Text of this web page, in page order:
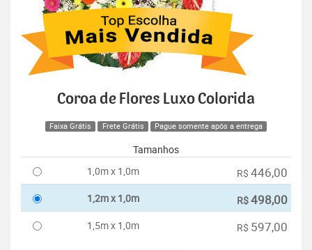
Coroa de Flores Luxo Colorida
Faixa Grátis Frete Grátis Pague somente após a entrega
Tamanhos
1,0m x 1,0m
R$ 446,00
1,2m x 1,0m R$498,00
1,5m x 1,0m R$ 597,00